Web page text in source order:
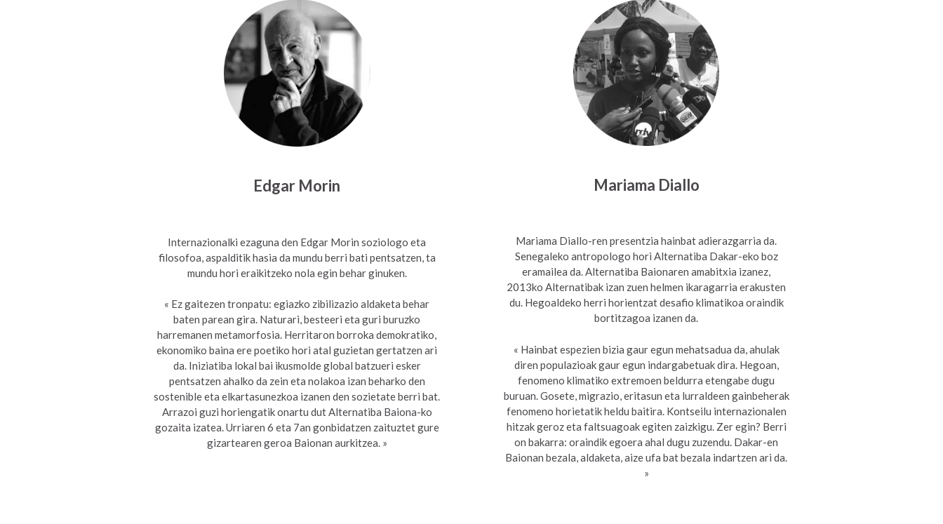
Edgar Morin
Internazionalki ezaguna den Edgar Morin soziologo eta
filosofoa, aspalditik hasia da mundu berri bati pentsatzen, ta
mundu hori eraikitzeko nola egin behar ginuken.
« Ez gaitezen tronpatu: egiazko zibilizazio aldaketa behar
baten parean gira. Naturari, besteeri eta guri buruzko
harremanen metamorfosia. Herritaron borroka demokratiko,
ekonomiko baina ere poetiko hori atal guzietan gertatzen ari
da. Iniziatiba lokal bai ikusmolde global batzueri esker
pentsatzen ahalko da zein eta nolakoa izan beharko den
sostenible eta elkartasunezkoa izanen den sozietate berri bat.
Arrazoi guzi horiengatik onartu dut Alternatiba Baiona-ko
gozaita izatea. Urriaren 6 eta 7an gonbidatzen zaituztet gure
gizartearen geroa Baionan aurkitzea. »
Mariama Diallo
Mariama Diallo-ren presentzia hainbat adierazgarria da.
Senegaleko antropologo hori Alternatiba Dakar-eko boz
eramailea da. Alternatiba Baionaren amabitxia izanez,
2013ko Alternatibak izan zuen helmen ikaragarria erakusten
du. Hegoaldeko herri horientzat desafio klimatikoa oraindik
bortitzagoa izanen da.
« Hainbat espezien bizia gaur egun mehatsadua da, ahulak
diren populazioak gaur egun indargabetuak dira. Hegoan,
fenomeno klimatiko extremoen beldurra etengabe dugu
buruan. Gosete, migrazio, eritasun eta lurraldeen gainbeherak
fenomeno horietatik heldu baitira. Kontseilu internazionalen
hitzak geroz eta faltsuagoak egiten zaizkigu. Zer egin? Berri
on bakarra: oraindik egoera ahal dugu zuzendu. Dakar-en
Baionan bezala, aldaketa, aize ufa bat bezala indartzen ari da.
»